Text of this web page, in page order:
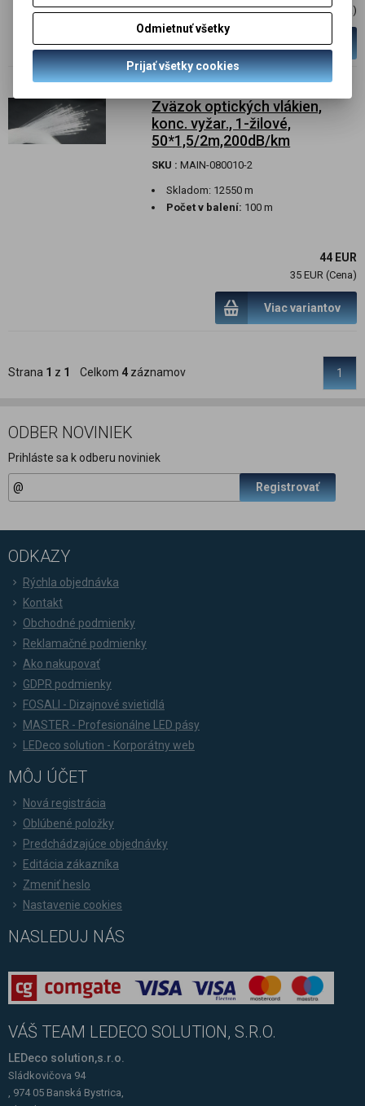
18 EUR (Cena)
Viac variantov
Zväzok optických vlákien,
konc. vyžar., 1-žilové,
50*1,5/2m,200dB/km
SKU : MAIN-080010-2
Skladom: 12550 m
Počet v balení: 100 m
44 EUR
35 EUR (Cena)
Viac variantov
Strana 1 z 1 Celkom 4 záznamov 1
ODBER NOVINIEK
Prihláste sa k odberu noviniek
Registrovať
ODKAZY
Rýchla objednávka
Kontakt
Obchodné podmienky
Reklamačné podmienky
Ako nakupovať
GDPR podmienky
FOSALI - Dizajnové svietidlá
MASTER - Profesionálne LED pásy
LEDeco solution - Korporátny web
MÔJ ÚČET
Nová registrácia
Oblúbené položky
Predchádzajúce objednávky
Editácia zákazníka
Zmeniť heslo
Nastavenie cookies
NASLEDUJ NÁS
VÁŠ TEAM LEDECO SOLUTION, S.R.O.
LEDeco solution,s.r.o.
Sládkovičova 94
, 974 05 Banská Bystrica,
Odmietnuť všetky
Prijať všetky cookies